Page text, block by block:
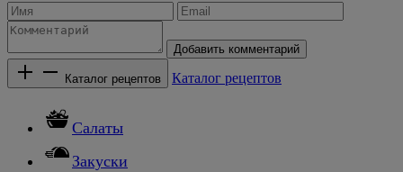
Добавить комментарий
Каталог рецептов Каталог рецептов
Салаты
Закуски